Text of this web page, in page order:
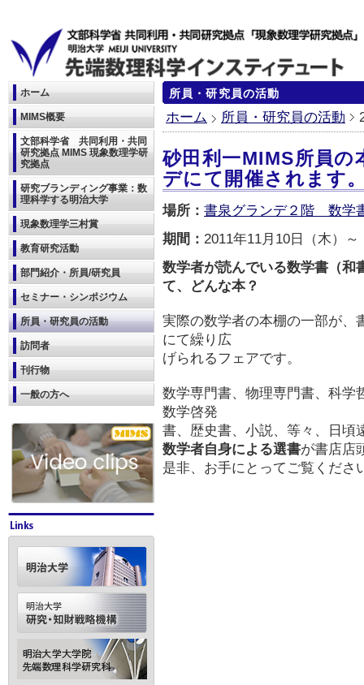
所員・研究員の活動
ホーム 所員・研究員の活動
砂田利一MIMS所員
デにて開催されます
場所： 書泉グランデ２階 数学
期間： 2011年11月10日（木）～
数学者が読んでいる数学書（和
て、どんな本？
実際の数学者の本棚の一部が、
にて繰り広
げられるフェアです。
数学専門書、物理専門書、科学
数学啓発
書、歴史書、小説、等々、日頃
数学者自身による選書が書店店
是非、お手にとってご覧くださ
ホーム
MIMS概要
文部科学省 共同利用・共同
研究拠点 MIMS 現象数理学研
究拠点
研究ブランディング事業：数
理科学する明治大学
現象数理学三村賞
教育研究活動
部門紹介・所員/研究員
セミナー・シンポジウム
所員・研究員の活動
訪問者
刊行物
一般の方へ